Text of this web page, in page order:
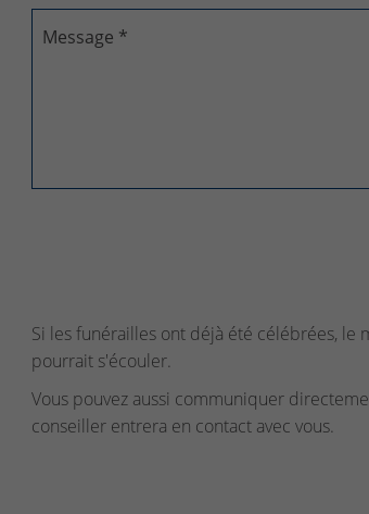
Message *
Si les funérailles ont déjà été célébrées, le
pourrait s'écouler.
Vous pouvez aussi communiquer
conseiller entrera en contact avec vous.